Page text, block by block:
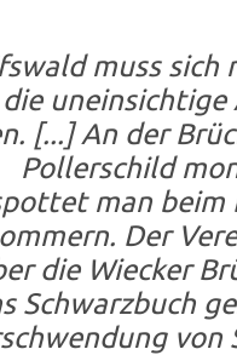
muss
[...] An der
Pollerschild
man
Der
die Wiecker
Schwarzbuch